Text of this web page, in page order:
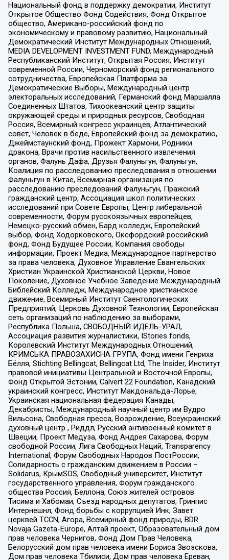
Национальный фонд в поддержку демократии, Институт
Открытое Общество Фонд Содействия, Фонд Открытое
общество, Американо-российский фонд по
экономическому и правовому развитию, Национальный
Демократический Институт Международных Отношений,
MEDIA DEVELOPMENT INVESTMENT FUND, Международный
Республиканский Институт, Открытая Россия, Институт
современной России, Черноморский фонд регионального
сотрудничества, Европейская Платформа за
Демократические Выборы, Международный центр
электоральных исследований, Германский фонд Маршалла
Соединенных Штатов, Тихоокеанский центр защиты
окружающей среды и природных ресурсов, Свободная
Россия, Всемирный конгресс украинцев, Атлантический
совет, Человек в беде, Европейский фонд за демократию,
Джеймстаунский фонд, Прожект Хармони, Родники
дракона, Врачи против насильственного извлечения
органов, Фалунь Дафа, Друзья Фалуньгун, Фалуньгун,
Коалиция по расследованию преследования в отношении
Фалуньгун в Китае, Всемирная организация по
расследованию преследований Фалуньгун, Пражский
гражданский центр, Ассоциация школ политических
исследований при Совете Европы, Центр либеральной
современности, Форум русскоязычных европейцев,
Немецко-русский обмен, Бард колледж, Европейский
выбор, Фонд Ходорковского, Оксфордский российский
фонд, Фонд Будущее России, Компания свободы
информации, Проект Медиа, Международное партнерство
за права человека, Духовное Управление Евангельских
Христиан Украинской Христианской Церкви, Новое
Поколение, Духовное Учебное Заведение Международный
Библейский Колледж, Международное христианское
движение, Всемирный Институт Саентологических
Предприятий, Церковь Духовной Технологии, Европейская
сеть организаций по наблюдению за выборами,
Республика Польша, СВОБОДНЫЙ ИДЕЛЬ-УРАЛ,
Ассоциация развития журналистики, IStories fonds,
Королевский Институт Международных Отношений,
КРИМСЬКА ПРАВОЗАХИСНА ГРУПА, Фонд имени Генриха
Бёлля, Stichting Bellingcat, Bellingcat Ltd, The Insider, Институт
правовой инициативы Центральной и Восточной Европы,
Фонд Открытой Эстонии, Calvert 22 Foundation, Канадский
украинский конгресс, Институт Макдональда-Лорье,
Украинская национальная федерация Канады,
Декабристы, Международный научный центр им Вудро
Вильсона, Свободная пресса, Возрождение, Всеукраинский
духовный центр , Риддл, Русский антивоенный комитет в
Швеции, Проект Медуза, Фонд Андрея Сахарова, Форум
свободной России, Лига Свободных Наций, Transparеncy
International, Форум Свободных Народов ПостРоссии,
Солидарность с гражданским движением в России –
Solidarus, КрымSOS, Свободный университет, Институт
государственного управления, Форум гражданского
общества Россия, Беллона, Союз жителей островов
Тисима и Хабомаи, Съезд народных депутатов, Гринпис
Интернешнл, Фонд борьбы с коррупцией Инк, Завет
церквей TCCN, Агора, Всемирный фонд природы, BDR
Novaja Gazeta-Europe, Алтай проект, Образовательный дом
прав человека Чернигов, Фонд Дом Прав Человека,
Белорусский дом прав человека имени Бориса Звозскова,
Дом прав человека Тбилиси, Дом прав человека Ереван,